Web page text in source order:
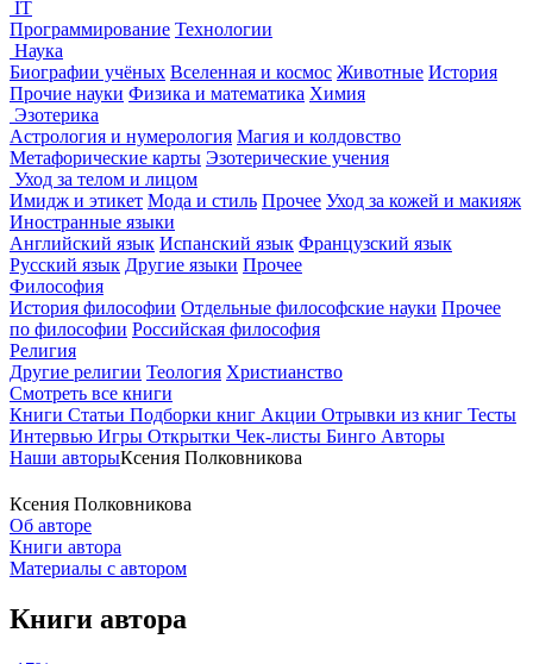
IT
Программирование Технологии
Наука
Биографии учёных Вселенная и космос Животные История
Прочие науки Физика и математика Химия
Эзотерика
Астрология и нумерология Магия и колдовство
Метафорические карты Эзотерические учения
Уход за телом и лицом
Имидж и этикет Мода и стиль Прочее Уход за кожей и макияж
Иностранные языки
Английский язык Испанский язык Французский язык
Русский язык Другие языки Прочее
Философия
История философии Отдельные философские науки Прочее
по философии Российская философия
Религия
Другие религии Теология Христианство
Смотреть все книги
Книги Статьи Подборки книг Акции Отрывки из книг Тесты
Интервью Игры Открытки Чек-листы Бинго Авторы
Наши авторыКсения Полковникова
Ксения Полковникова
Об авторе
Книги автора
Материалы с автором
Книги автора